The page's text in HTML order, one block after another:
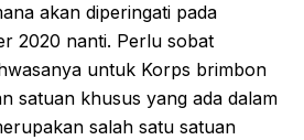
akan diperingati pada
2020 nanti. Perlu sobat
untuk Korps brimbon
satuan khusus yang ada dalam
salah satu satuan